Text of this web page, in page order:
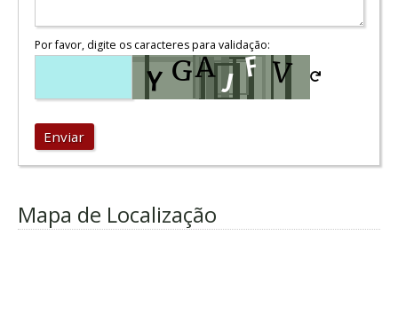
Por favor, digite os caracteres para validação:
Enviar
Mapa de Localização